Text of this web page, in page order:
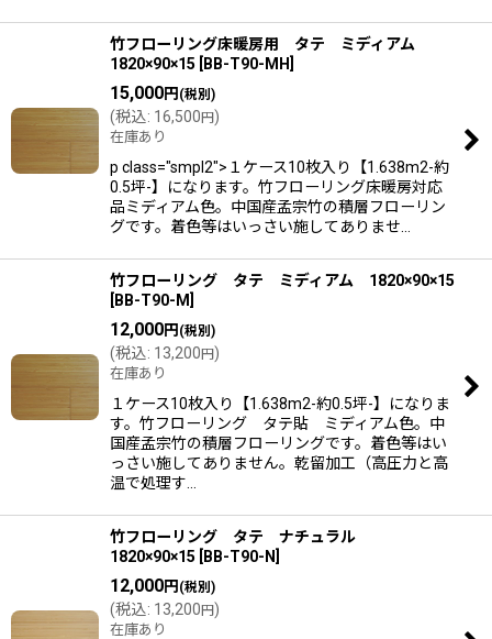
竹フローリング床暖房用 タテ ミディアム
1820×90×15
BB-T90-MH
15,000円 (税別)
(税込: 16,500円)
在庫あり
p class="smpl2">１ケース10枚入り【1.638m2-約
0.5坪-】になります。竹フローリング床暖房対応
品ミディアム色。中国産孟宗竹の積層フローリン
グです。着色等はいっさい施してありませ…
竹フローリング タテ ミディアム 1820×90×15
BB-T90-M
12,000円 (税別)
(税込: 13,200円)
在庫あり
１ケース10枚入り【1.638m2-約0.5坪-】になりま
す。竹フローリング タテ貼 ミディアム色。中
国産孟宗竹の積層フローリングです。着色等はい
っさい施してありません。乾留加工（高圧力と高
温で処理す…
竹フローリング タテ ナチュラル
1820×90×15
BB-T90-N
12,000円 (税別)
(税込: 13,200円)
在庫あり